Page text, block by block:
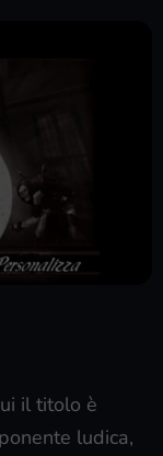
il titolo è
ludica,